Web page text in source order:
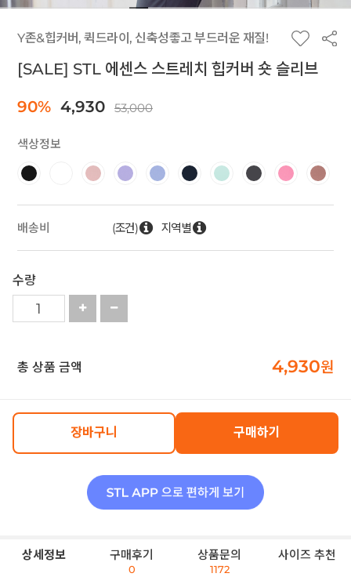
Y존&힙커버, 퀵드라이, 신축성좋고 부드러운 재질!
[SALE] STL 에센스 스트레치 힙커버 숏 슬리브
90% 4,930 53,000
색상정보
배송비 (조건) 지역별
수량
총 상품 금액 4,930원
장바구니 구매하기
상세정보 구매후기
0
상품문의
1172
사이즈 추천